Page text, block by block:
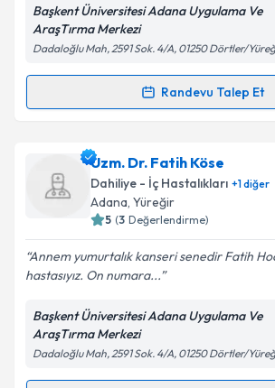
Kişisel verilerimin işlenmesine
'ni okudum ve kişisel
kapsamda işlenmesini kabul
Takvim Talebini
Başkent Üniversitesi Adana Uygulama Ve
AraşTırma Merkezi
Dadaloğlu Mah, 2591 Sok. 4/A, 01250 Dörtler/
Randevu Talep Et
Randevu Takvimi Talebi
Dr. Hakan Özdoğuiçin randevu
oluşturun. Size bu uzmandan randevu
takvim hazırlandığında e-posta ile
Kişisel verilerimin işlenmesine
Metni'ni okudum ve kişisel
kapsamda işlenmesini kabul
Uzm. Dr. Fatih Köse
Dahiliye - İç Hastalıkları +1diğer
Adana, Yüreğir
5 (3 Değerlendirme)
Annem yumurtalık kanseri senedir Fatih
hastasıyız. On numara...
Başkent Üniversitesi Adana Uygulama Ve
AraşTırma Merkezi
Dadaloğlu Mah, 2591 Sok. 4/A, 01250 Dörtler/